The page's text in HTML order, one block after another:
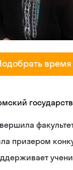
время
призером